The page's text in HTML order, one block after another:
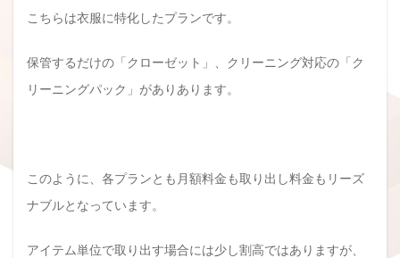
こちらは衣服に特化したプランです。
保管するだけの「クローゼット」、クリーニング対応の「ク
リーニングパック」がありあります。
このように、各プランとも月額料金も取り出し料金もリーズ
ナブルとなっています。
アイテム単位で取り出す場合には少し割高ではありますが、